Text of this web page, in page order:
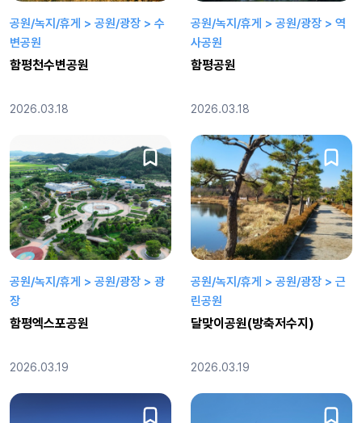
공원/녹지/휴게 > 공원/광장 > 수
변공원
함평천수변공원
2026.03.18
공원/녹지/휴게 > 공원/광장 > 역
사공원
함평공원
2026.03.18
공원/녹지/휴게 > 공원/광장 > 광
장
함평엑스포공원
2026.03.19
공원/녹지/휴게 > 공원/광장 > 근
린공원
달맞이공원(방축저수지)
2026.03.19